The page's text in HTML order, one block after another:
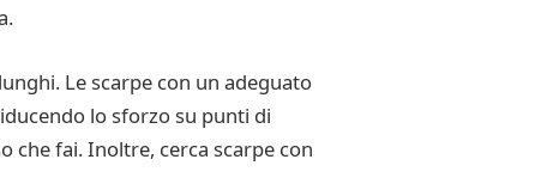
Le scarpe con un adeguato
lo sforzo su punti di
che fai. Inoltre, cerca scarpe con